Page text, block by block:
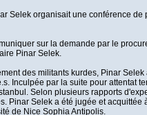
Selek organisait une conférence
sur la demande par le
Pinar Selek.
des militants kurdes, Pinar
Inculpée par la suite pour attentat
Selon plusieurs rapports
Pinar Selek a été jugée et
de Nice Sophia Antipolis.